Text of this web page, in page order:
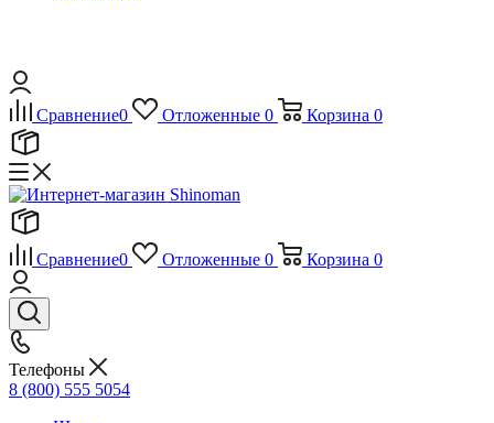
Сравнение0 Отложенные 0 Корзина 0
Сравнение0 Отложенные 0 Корзина 0
Телефоны
8 (800) 555 5054